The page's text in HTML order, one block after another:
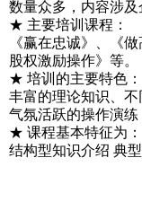
数量众多，内容涉
★ 主要培训课程：
《赢在忠诚》、《
股权激励操作》等。
★ 培训的主要特色：
丰富的理论知识、
气氛活跃的操作演练
★ 课程基本特征为：
结构型知识介绍 典